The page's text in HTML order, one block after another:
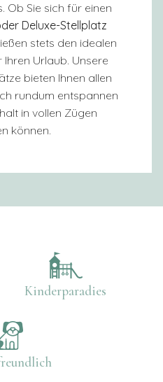
Ob Sie sich für einen
Deluxe-Stellplatz
stets den idealen
Urlaub. Unsere
bieten Ihnen allen
rundum entspannen
in vollen Zügen
können.
Kinderparadies